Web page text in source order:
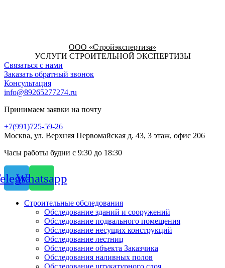
ООО «Стройэкспертиза»
УСЛУГИ СТРОИТЕЛЬНОЙ ЭКСПЕРТИЗЫ
Связаться с нами
Заказать обратный звонок
Консультация
info@89265277274.ru
Принимаем заявки на почту
+7(991)725-59-26
Москва, ул. Верхняя Первомайская д. 43, 3 этаж, офис 206
Часы работы будни с 9:30 до 18:30
Whatsapp
Строительные обследования
Обследование зданий и сооружений
Обследование подвального помещения
Обследование несущих конструкций
Обследование лестниц
Обследование объекта Заказчика
Обследования наливных полов
Обследование штукатурного слоя